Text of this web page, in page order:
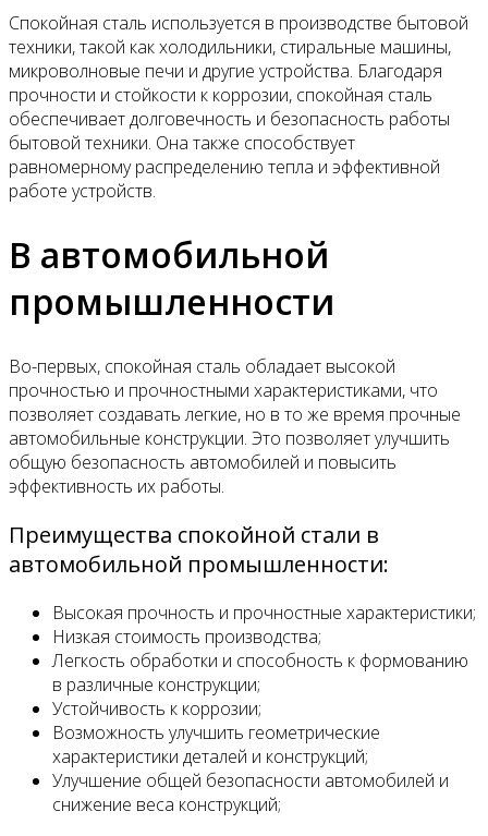
Спокойная сталь используется в производстве бытовой
техники, такой как холодильники, стиральные машины,
микроволновые печи и другие устройства. Благодаря
прочности и стойкости к коррозии, спокойная сталь
обеспечивает долговечность и безопасность работы
бытовой техники. Она также способствует
равномерному распределению тепла и эффективной
работе устройств.
В автомобильной
промышленности
Во-первых, спокойная сталь обладает высокой
прочностью и прочностными характеристиками, что
позволяет создавать легкие, но в то же время прочные
автомобильные конструкции. Это позволяет улучшить
общую безопасность автомобилей и повысить
эффективность их работы.
Преимущества спокойной стали в
автомобильной промышленности:
Высокая прочность и прочностные характеристики;
Низкая стоимость производства;
Легкость обработки и способность к формованию
в различные конструкции;
Устойчивость к коррозии;
Возможность улучшить геометрические
характеристики деталей и конструкций;
Улучшение общей безопасности автомобилей и
снижение веса конструкций;